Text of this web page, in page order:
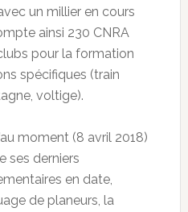
un millier en cours
ainsi 230 CNRA
pour la formation
spécifiques (train
voltige).
moment (8 avril 2018)
ses derniers
en date,
de planeurs, la